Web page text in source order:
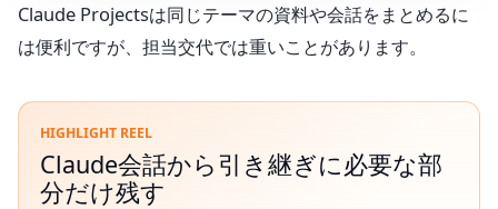
Claude Projectsは同じテーマの資料や会話をまとめるに
は便利ですが、担当交代では重いことがあります。
HIGHLIGHT REEL
Claude会話から引き継ぎに必要な部
分だけ残す